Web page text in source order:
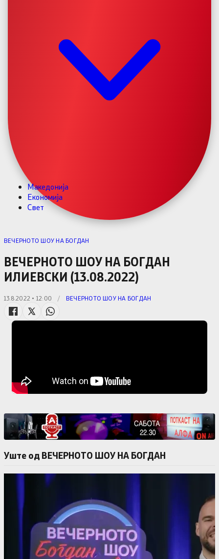
Македонија
Економија
Свет
ВЕЧЕРНОТО ШОУ НА БОГДАН
ВЕЧЕРНОТО ШОУ НА БОГДАН
ИЛИЕВСКИ (13.08.2022)
13.8.2022 • 12:00 / ВЕЧЕРНОТО ШОУ НА БОГДАН
Уште од ВЕЧЕРНОТО ШОУ НА БОГДАН